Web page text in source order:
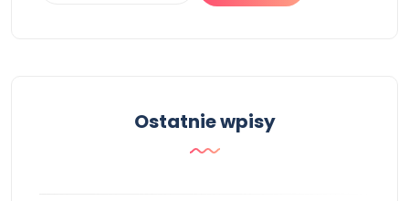
Ostatnie wpisy